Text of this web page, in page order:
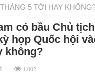
5 TỚI HAY
có bầu Chủ
họp Quốc hội
không?
| | 1.002